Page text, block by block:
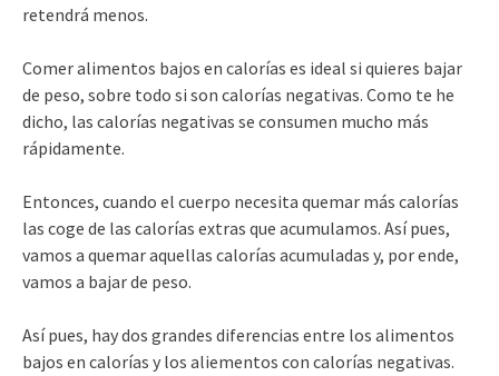
retendrá menos.
Comer alimentos bajos en calorías es ideal si quieres bajar
de peso, sobre todo si son calorías negativas. Como te he
dicho, las calorías negativas se consumen mucho más
rápidamente.
Entonces, cuando el cuerpo necesita quemar más calorías
las coge de las calorías extras que acumulamos. Así pues,
vamos a quemar aquellas calorías acumuladas y, por ende,
vamos a bajar de peso.
Así pues, hay dos grandes diferencias entre los alimentos
bajos en calorías y los aliementos con calorías negativas.